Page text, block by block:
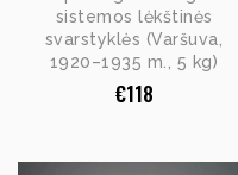
sistemos lėkštinės
svarstyklės (Varšuva,
1920–1935 m., 5 kg)
€118